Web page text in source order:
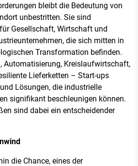
bleibt die Bedeutung von
unbestritten. Sie sind
Gesellschaft, Wirtschaft und
die sich mitten in
Transformation befinden.
Automatisierung, Kreislaufwirtschaft,
Lieferketten – Start-ups
Lösungen, die industrielle
signifikant beschleunigen können.
sind dabei ein entscheidender
die Chance, eines der